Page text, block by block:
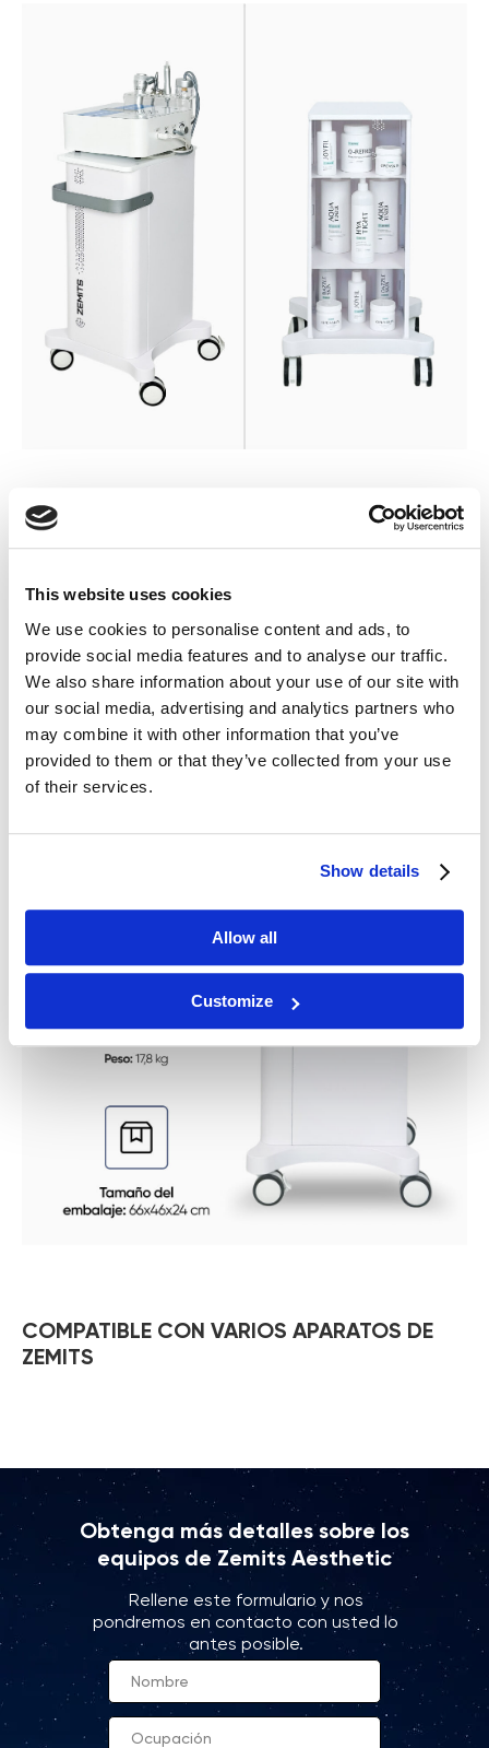
This website uses cookies
We use cookies to personalise content and ads, to
provide social media features and to analyse our traffic.
We also share information about your use of our site with
our social media, advertising and analytics partners who
may combine it with other information that you’ve
provided to them or that they’ve collected from your use
of their services.
Show details
Allow all
Customize
Tamaño:S
Material:Acrílico (parte superior) y metal
Tamaño de la parte superior:400*270 mm
Altura:74 cm con ruedas
Peso:17,8 kg
Tamaño del embalaje:66x46x24 cm
COMPATIBLE CON VARIOS APARATOS DE
ZEMITS
Obtenga más detalles sobre los
equipos de Zemits Aesthetic
Rellene este formulario y nos
pondremos en contacto con usted lo
antes posible.